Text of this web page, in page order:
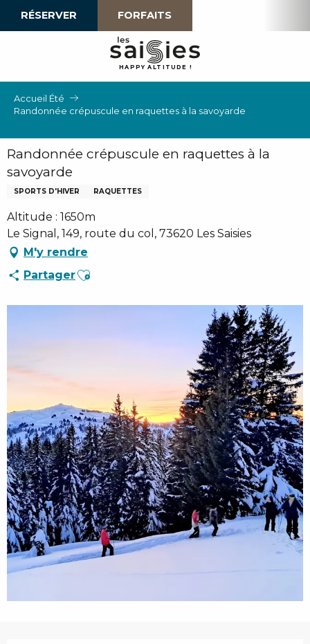
RÉSERVER FORFAITS
HAPPY ALTI TU D E !
Accueil Été
Randonnée crépuscule en raquettes à la savoyarde
Randonnée crépuscule en raquettes à la
savoyarde
SPORTS D'HIVER RAQUETTES
Altitude : 1650m
Le Signal, 149, route du col, 73620 Les Saisies
M'y rendre
PartagerAjouter aux favoris